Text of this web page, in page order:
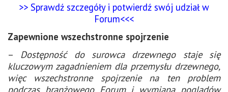
>> Sprawdź szczegóły i potwierdź swój udział w
Forum<<<
Zapewnione wszechstronne spojrzenie
– Dostępność do surowca drzewnego staje się
kluczowym zagadnieniem dla przemysłu drzewnego,
więc wszechstronne spojrzenie na ten problem
podczas branżowego Forum i wymiana poglądów